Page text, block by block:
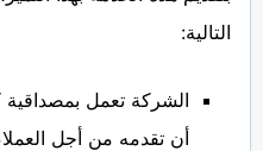
التالية:
الشركة تعمل بمصداقية
أن تقدمه من أجل